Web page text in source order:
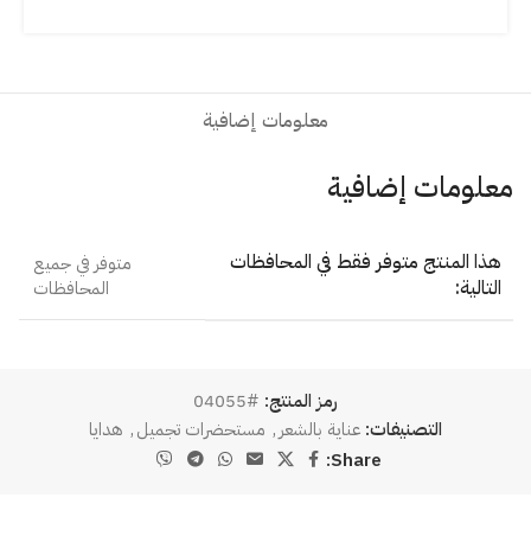
معلومات إضافية
معلومات إضافية
هذا المنتج متوفر فقط في المحافظات
التالية:
متوفر في جميع
المحافظات
رمز المنتج: #04055
التصنيفات: عناية بالشعر , مستحضرات تجميل, هدايا
Share: